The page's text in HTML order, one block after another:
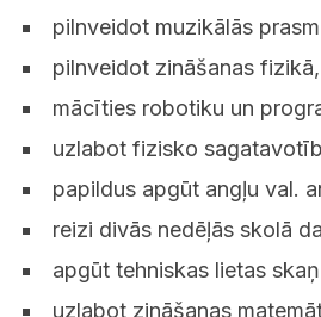
pilnveidot muzikālās
pilnveidot zināšanas
mācīties robotiku un
uzlabot fizisko
papildus apgūt angļu val.
reizi divās nedēļās skolā
apgūt tehniskas lietas
uzlabot zināšanas